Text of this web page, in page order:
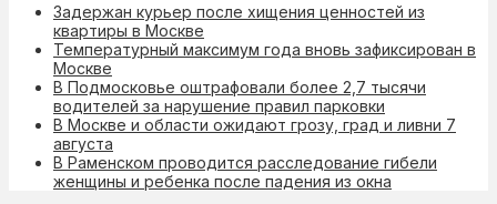
Задержан курьер после хищения ценностей из
квартиры в Москве
Температурный максимум года вновь зафиксирован в
Москве
В Подмосковье оштрафовали более 2,7 тысячи
водителей за нарушение правил парковки
В Москве и области ожидают грозу, град и ливни 7
августа
В Раменском проводится расследование гибели
женщины и ребенка после падения из окна